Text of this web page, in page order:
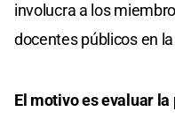
involucra a los
docentes públicos en
El motivo es evaluar